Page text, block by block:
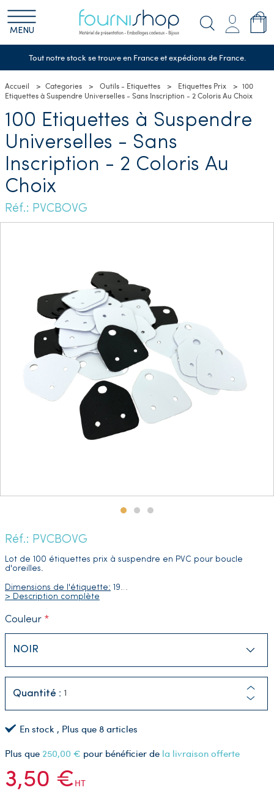
MENU
Tout notre stock se trouve en France et expédions de France.
Accueil Categories Outils - Etiquettes Etiquettes Prix
100
Etiquettes à Suspendre Universelles - Sans Inscription - 2 Coloris Au Choix
100 Etiquettes à Suspendre
Universelles - Sans
Inscription - 2 Coloris Au
Choix
Réf.: PVCBOVG
Réf.: PVCBOVG
Lot de 100 étiquettes prix à suspendre en PVC pour boucle
d'oreilles.
Dimensions de l'étiquette: 19…
> Description complète
Couleur
Quantité :
En stock , Plus que 8 articles
Plus que 250,00 € pour bénéficier de la livraison offerte
3,50 €HT